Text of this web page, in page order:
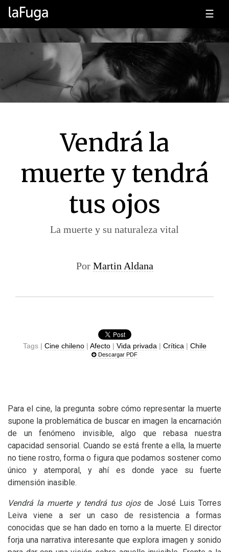
☰
Vendrá la
muerte y tendrá
tus ojos
La muerte y su naturaleza vital
Por Martin Aldana
Tags | Cine chileno| Afecto| Vida privada | Crítica | Chile
Descargar PDF
Para el cine, la pregunta sobre cómo representar la muerte
supone la problemática de buscar en imagen la encarnación
de un fenómeno invisible, algo que rebasa nuestra
capacidad sensorial. Cuando se está frente a ella, la muerte
no tiene rostro, forma o figura que podamos sostener como
único y atemporal, y ahí es donde yace su fuerte
dimensión inasible.
Vendrá la muerte y tendrá tus ojosde José Luis Torres
Leiva viene a ser un caso de resistencia a formas
conocidas que se han dado en torno a la muerte. El director
forja una narrativa interesante que explora imagen y sonido